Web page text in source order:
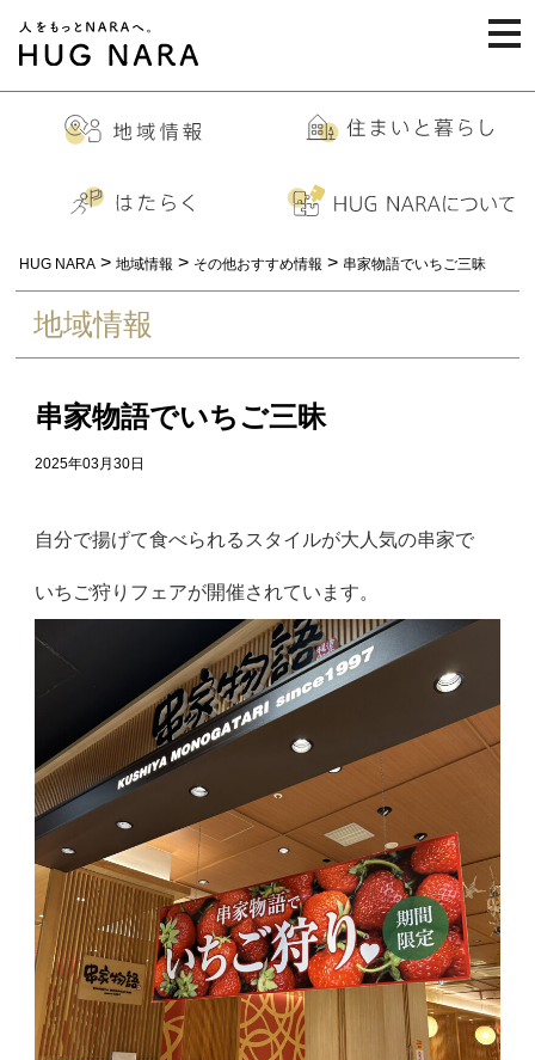
HUG NARA > 地域情報 > その他おすすめ情報 > 串家物語でいちご三昧
地域情報
串家物語でいちご三昧
2025年03月30日
自分で揚げて食べられるスタイルが大人気の串家で
いちご狩りフェアが開催されています。